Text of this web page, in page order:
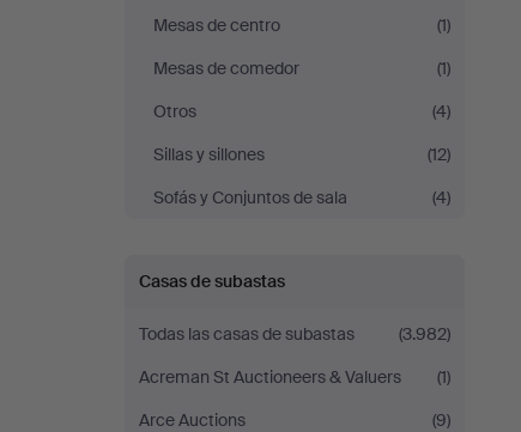
Mesas de centro
(1)
Mesas de comedor
(1)
Otros
(4)
Sillas y sillones
(12)
Sofás y Conjuntos de sala
(4)
Casas de subastas
Todas las casas de subastas
(3.982)
Acreman St Auctioneers & Valuers
(1)
Arce Auctions
(9)